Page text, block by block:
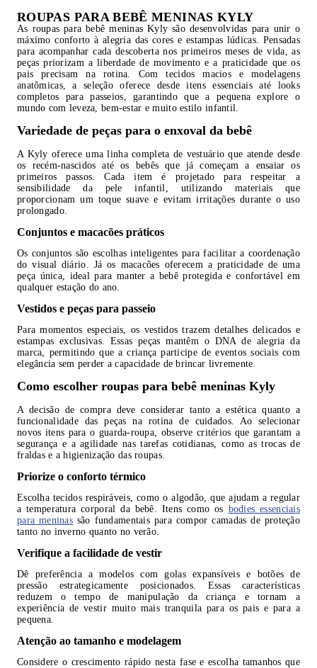
ROUPAS PARA BEBÊ MENINAS KYLY
As roupas para bebê meninas Kyly são desenvolvidas para unir o
máximo conforto à alegria das cores e estampas lúdicas. Pensadas
para acompanhar cada descoberta nos primeiros meses de vida, as
peças priorizam a liberdade de movimento e a praticidade que os
pais precisam na rotina. Com tecidos macios e modelagens
anatômicas, a seleção oferece desde itens essenciais até looks
completos para passeios, garantindo que a pequena explore o
mundo com leveza, bem-estar e muito estilo infantil.
Variedade de peças para o enxoval da bebê
A Kyly oferece uma linha completa de vestuário que atende desde
os recém-nascidos até os bebês que já começam a ensaiar os
primeiros passos. Cada item é projetado para respeitar a
sensibilidade da pele infantil, utilizando materiais que
proporcionam um toque suave e evitam irritações durante o uso
prolongado.
Conjuntos e macacões práticos
Os conjuntos são escolhas inteligentes para facilitar a coordenação
do visual diário. Já os macacões oferecem a praticidade de uma
peça única, ideal para manter a bebê protegida e confortável em
qualquer estação do ano.
Vestidos e peças para passeio
Para momentos especiais, os vestidos trazem detalhes delicados e
estampas exclusivas. Essas peças mantêm o DNA de alegria da
marca, permitindo que a criança participe de eventos sociais com
elegância sem perder a capacidade de brincar livremente.
Como escolher roupas para bebê meninas Kyly
A decisão de compra deve considerar tanto a estética quanto a
funcionalidade das peças na rotina de cuidados. Ao selecionar
novos itens para o guarda-roupa, observe critérios que garantam a
segurança e a agilidade nas tarefas cotidianas, como as trocas de
fraldas e a higienização das roupas.
Priorize o conforto térmico
Escolha tecidos respiráveis, como o algodão, que ajudam a regular
a temperatura corporal da bebê. Itens como os bodies essenciais
para meninassão fundamentais para compor camadas de proteção
tanto no inverno quanto no verão.
Verifique a facilidade de vestir
Dê preferência a modelos com golas expansíveis e botões de
pressão estrategicamente posicionados. Essas características
reduzem o tempo de manipulação da criança e tornam a
experiência de vestir muito mais tranquila para os pais e para a
pequena.
Atenção ao tamanho e modelagem
Considere o crescimento rápido nesta fase e escolha tamanhos que